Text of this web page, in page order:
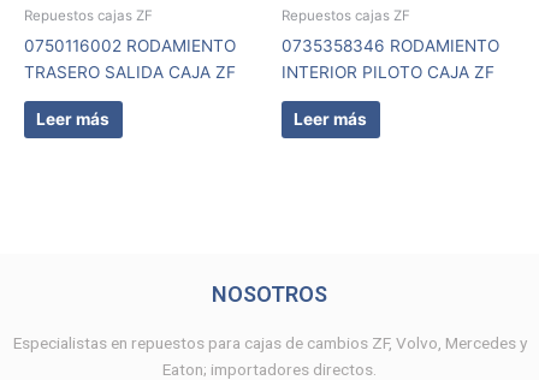
Repuestos cajas ZF
0750116002 RODAMIENTO
TRASERO SALIDA CAJA ZF
Leer más
Repuestos cajas ZF
0735358346 RODAMIENTO
INTERIOR PILOTO CAJA ZF
Leer más
NOSOTROS
Especialistas en repuestos para cajas de cambios ZF, Volvo, Mercedes y
Eaton; importadores directos.